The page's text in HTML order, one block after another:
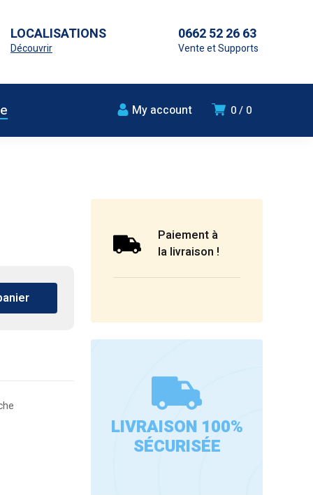
LOCALISATIONS
Découvrir
0662 52 26 63
Vente et Supports
0 0
My account
Paiement à
la livraison !
LIVRAISON 100%
SÉCURISÉE